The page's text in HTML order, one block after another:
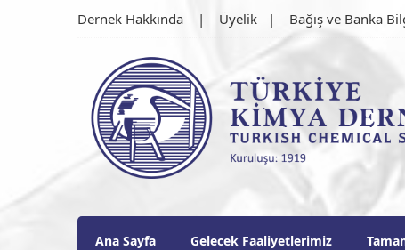
Dernek Hakkında Üyelik Bağış ve Banka
Türkiye Kimya
Ana Sayfa Gelecek Faaliyetlerimiz